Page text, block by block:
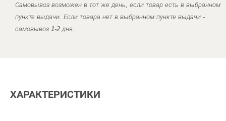
Самовывоз возможен в тот же день, если товар есть в выбранном
пункте выдачи. Если товара нет в выбранном пункте выдачи -
самовывоз 1-2 дня.
ХАРАКТЕРИСТИКИ